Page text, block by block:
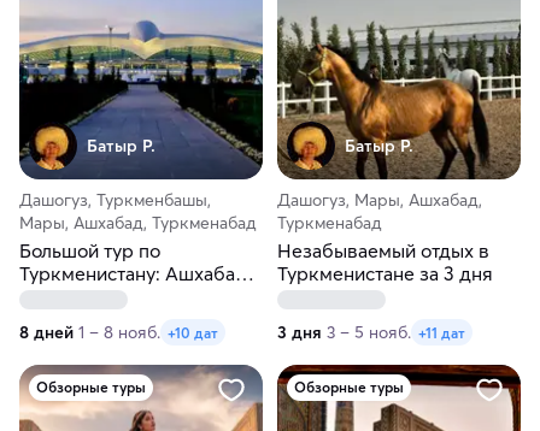
Батыр Р.
Дашогуз, Туркменбашы,
Мары, Ашхабад, Туркменабад
Большой тур по
Туркменистану: Ашхабад,
Дарваза, Янгикала и Мерв
8 дней 1 – 8 нояб. +10 дат
Батыр Р.
Дашогуз, Мары, Ашхабад,
Туркменабад
Незабываемый отдых в
Туркменистане за 3 дня
3 дня 3 – 5 нояб. +11 дат
Обзорные туры Обзорные туры